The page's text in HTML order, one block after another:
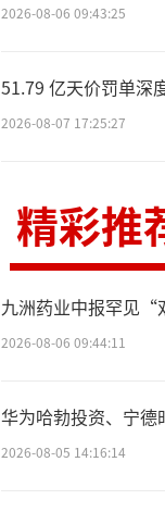
组织架
增长机
也将推
此
耳其、
被任命
业及合
hi 将接
2026-08-06 09:43:25
51.79 亿天价罚单深
2026-08-07 17:25:27
精彩推
九洲药业中报罕见
2026-08-06 09:44:11
华为哈勃投资、宁德
2026-08-05 14:16:14